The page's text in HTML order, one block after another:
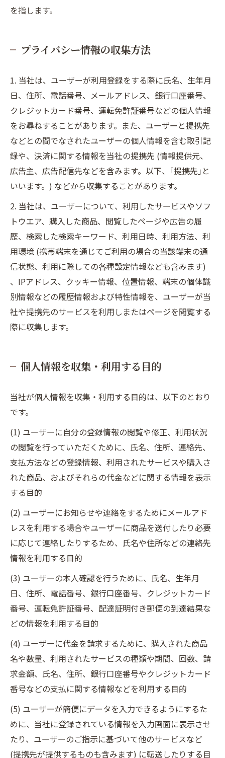
を指します。
プライバシー情報の収集方法
1. 当社は、ユーザーが利用登録をする際に氏名、生年月
日、住所、電話番号、メールアドレス、銀行口座番号、
クレジットカード番号、運転免許証番号などの個人情報
をお尋ねすることがあります。また、ユーザーと提携先
などとの間でなされたユーザーの個人情報を含む取引記
録や、決済に関する情報を当社の提携先 (情報提供元、
広告主、広告配信先などを含みます。以下、｢提携先｣と
いいます。) などから収集することがあります。
2. 当社は、ユーザーについて、利用したサービスやソフ
トウエア、購入した商品、閲覧したページや広告の履
歴、検索した検索キーワード、利用日時、利用方法、利
用環境 (携帯端末を通じてご利用の場合の当該端末の通
信状態、利用に際しての各種設定情報なども含みます)
、IPアドレス、クッキー情報、位置情報、端末の個体識
別情報などの履歴情報および特性情報を、ユーザーが当
社や提携先のサービスを利用しまたはページを閲覧する
際に収集します。
個人情報を収集・利用する目的
当社が個人情報を収集・利用する目的は、以下のとおり
です。
(1) ユーザーに自分の登録情報の閲覧や修正、利用状況
の閲覧を行っていただくために、氏名、住所、連絡先、
支払方法などの登録情報、利用されたサービスや購入さ
れた商品、およびそれらの代金などに関する情報を表示
する目的
(2) ユーザーにお知らせや連絡をするためにメールアド
レスを利用する場合やユーザーに商品を送付したり必要
に応じて連絡したりするため、氏名や住所などの連絡先
情報を利用する目的
(3) ユーザーの本人確認を行うために、氏名、生年月
日、住所、電話番号、銀行口座番号、クレジットカード
番号、運転免許証番号、配達証明付き郵便の到達結果な
どの情報を利用する目的
(4) ユーザーに代金を請求するために、購入された商品
名や数量、利用されたサービスの種類や期間、回数、請
求金額、氏名、住所、銀行口座番号やクレジットカード
番号などの支払に関する情報などを利用する目的
(5) ユーザーが簡便にデータを入力できるようにするた
めに、当社に登録されている情報を入力画面に表示させ
たり、ユーザーのご指示に基づいて他のサービスなど
(提携先が提供するものも含みます) に転送したりする目